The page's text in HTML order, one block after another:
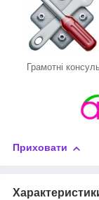
Грамотні
Приховати